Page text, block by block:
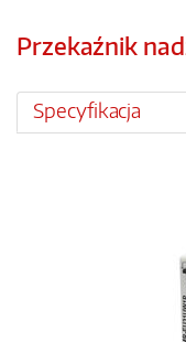
Przekaźnik
Specyfikacja